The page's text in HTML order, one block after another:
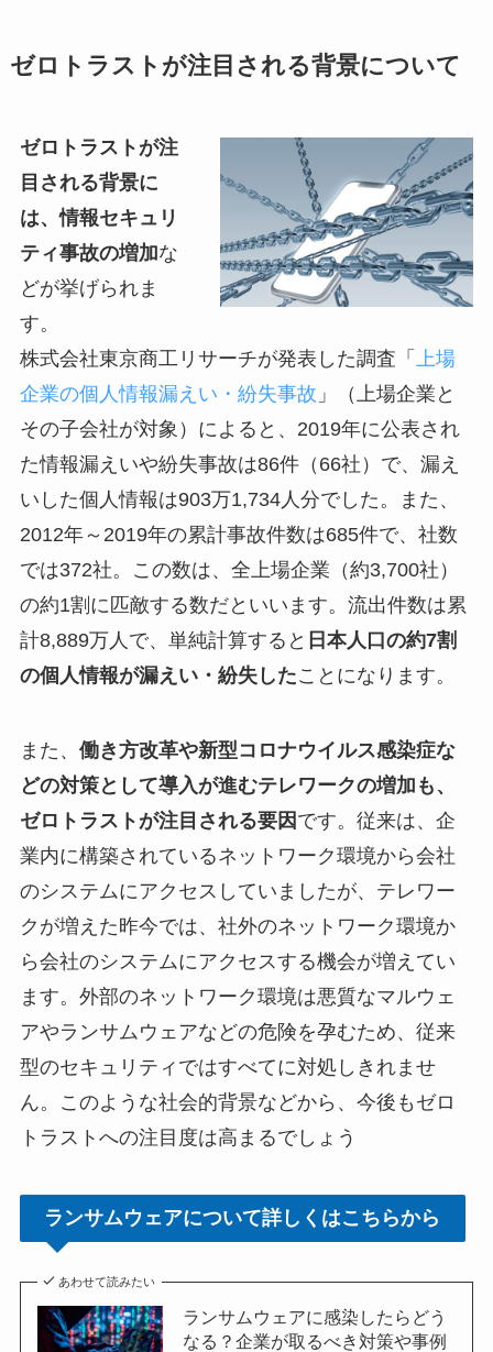
ゼロトラストが注目される背景について
ゼロトラストが注
目される背景に
は、情報セキュリ
ティ事故の増加な
どが挙げられま
す。
株式会社東京商工リサーチが発表した調査「 上場
企業の個人情報漏えい・紛失事故 」（上場企業と
その子会社が対象）によると、2019年に公表され
た情報漏えいや紛失事故は86件（66社）で、漏え
いした個人情報は903万1,734人分でした。また、
2012年～2019年の累計事故件数は685件で、社数
では372社。この数は、全上場企業（約3,700社）
の約1割に匹敵する数だといいます。流出件数は累
計8,889万人で、単純計算すると 日本人口の約7割
の個人情報が漏えい・紛失したことになります。
また、 働き方改革や新型コロナウイルス感染症な
どの対策として導入が進むテレワークの増加も、
ゼロトラストが注目される要因 です。従来は、企
業内に構築されているネットワーク環境から会社
のシステムにアクセスしていましたが、テレワー
クが増えた昨今では、社外のネットワーク環境か
ら会社のシステムにアクセスする機会が増えてい
ます。外部のネットワーク環境は悪質なマルウェ
アやランサムウェアなどの危険を孕むため、従来
型のセキュリティではすべてに対処しきれませ
ん。このような社会的背景などから、今後もゼロ
トラストへの注目度は高まるでしょう
ランサムウェアについて詳しくはこちらから
あわせて読みたい
ランサムウェアに感染したらどう
なる？企業が取るべき対策や事例